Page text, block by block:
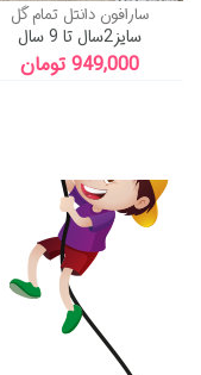
سارافون
سایز2سال تا 9 سال
949,000 تومان